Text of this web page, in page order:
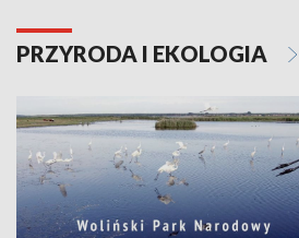
PRZYRODA I EKOLOGIA